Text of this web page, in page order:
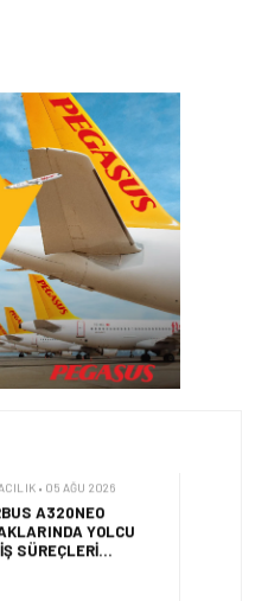
• 05 AĞU 2026
MALIYETLERINDEKI
46’LIK ARTIŞA
HANGI ÖNLEMLER
• 05 AĞU 2026
HAVACILIK
GÖNÜLLÜ
BIRLIĞI’NE
DESTEK!
A320NEO
YOLCU
SÜREÇLERI
TEST